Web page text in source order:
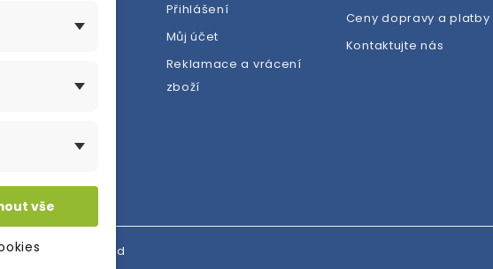
01
Přihlášení
Můj účet
Reklamace a vrácení
zboží
Ceny dopravy a platby
Kontaktujte nás
all rights reserved
vše